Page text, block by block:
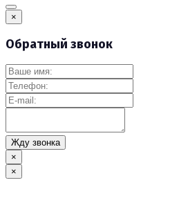
×
Обратный звонок
Жду звонка
×
×